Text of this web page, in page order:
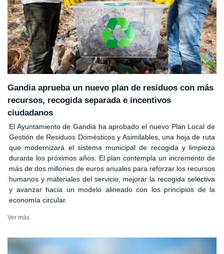
Gandia aprueba un nuevo plan de residuos con más
recursos, recogida separada e incentivos
ciudadanos
El Ayuntamiento de Gandia ha aprobado el nuevo Plan Local de
Gestión de Residuos Domésticos y Asimilables, una hoja de ruta
que modernizará el sistema municipal de recogida y limpieza
durante los próximos años. El plan contempla un incremento de
más de dos millones de euros anuales para reforzar los recursos
humanos y materiales del servicio, mejorar la recogida selectiva
y avanzar hacia un modelo alineado con los principios de la
economía circular.
Ver más